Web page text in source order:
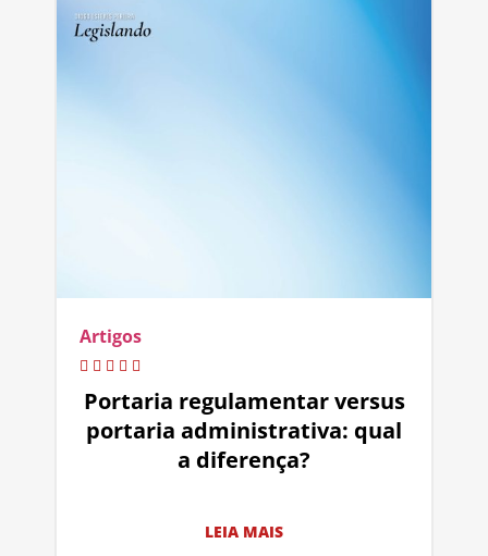
Artigos
Portaria regulamentar versus
portaria administrativa: qual
a diferença?
LEIA MAIS